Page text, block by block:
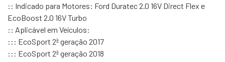
:: Indicado para Motores: Ford Duratec 2.0 16V Direct Flex e
EcoBoost 2.0 16V Turbo
:: Aplicável em Veículos:
::: EcoSport 2ª geração 2017
::: EcoSport 2ª geração 2018